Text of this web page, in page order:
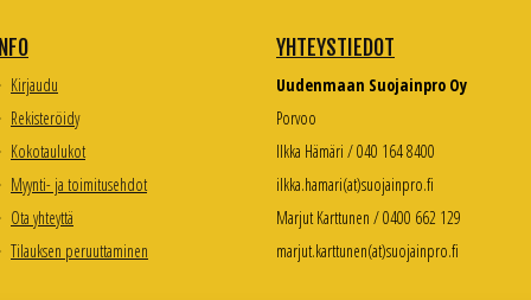
INFO
Kirjaudu
Rekisteröidy
Kokotaulukot
Myynti- ja toimitusehdot
Ota yhteyttä
Tilauksen peruuttaminen
YHTEYSTIEDOT
Uudenmaan Suojainpro Oy
Porvoo
Ilkka Hämäri / 040 164 8400
ilkka.hamari(at)suojainpro.fi
Marjut Karttunen / 0400 662 129
marjut.karttunen(at)suojainpro.fi